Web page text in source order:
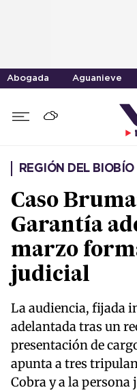
Abogada Aguanieve
REGIÓN DEL BIOBÍO
Caso
Garantía
marzo
judicial
La audiencia, fijada
adelantada tras un
presentación de
apunta a tres
Cobra y a la persona